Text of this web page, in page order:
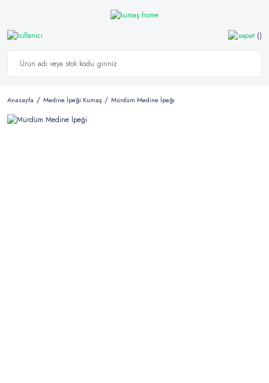
Anasayfa Medine İpeği Kumaş Mürdüm Medine İpeği